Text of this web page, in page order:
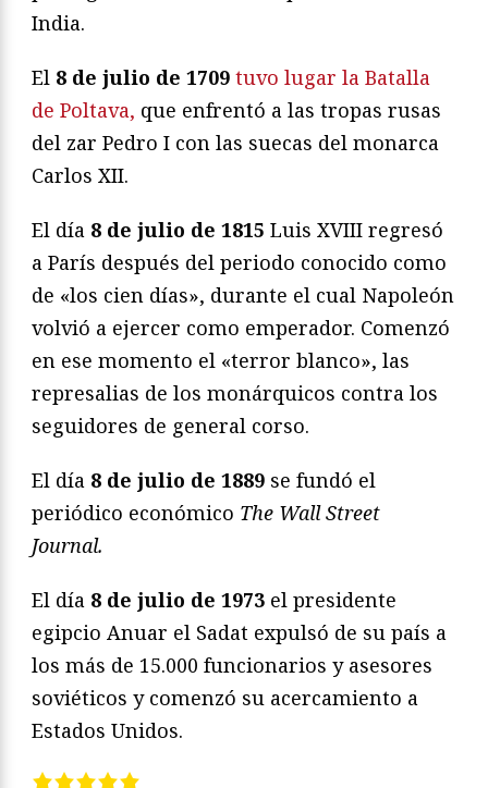
India.
El 8 de julio de 1709 tuvo lugar la Batalla
de Poltava, que enfrentó a las tropas rusas
del zar Pedro I con las suecas del monarca
Carlos XII.
El día 8 de julio de 1815 Luis XVIII regresó
a París después del periodo conocido como
de «los cien días», durante el cual Napoleón
volvió a ejercer como emperador. Comenzó
en ese momento el «terror blanco», las
represalias de los monárquicos contra los
seguidores de general corso.
El día 8 de julio de 1889 se fundó el
periódico económico The Wall Street
Journal.
El día 8 de julio de 1973 el presidente
egipcio Anuar el Sadat expulsó de su país a
los más de 15.000 funcionarios y asesores
soviéticos y comenzó su acercamiento a
Estados Unidos.